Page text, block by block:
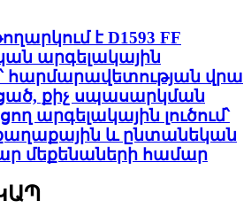
է D1593 FF
արգելակային
հարմարավետության վրա
քիչ սպասարկման
արգելակային լուծում՝
և ընտանեկան
մեքենաների համար